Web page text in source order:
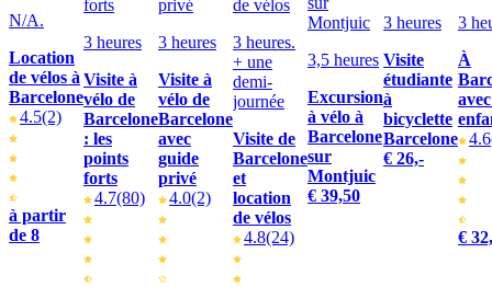
N/A.
Location
de vélos à
Barcelone
4.5(2)
à partir
de 8
3 heures
Visite à
vélo de
Barcelone
: les
points
forts
4.7(80)
3 heures
Visite à
vélo de
Barcelone
avec
guide
privé
4.0(2)
3 heures.
+ une
demi-
journée
Visite de
Barcelone
et
location
de vélos
4.8(24)
3,5 heures
Excursion
à vélo à
Barcelone
sur
Montjuic
€ 39,50
3 heures
Visite
étudiante
à
bicyclette
Barcelone
€ 26,-
3
À
4.6
€